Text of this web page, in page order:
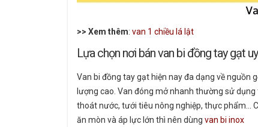
>> Xem thêm: van 1 chiều lá lật
Lựa chọn nơi bán van bi đồng tay gạt
Van bi đồng tay gạt hiện nay đa dạng về nguồn
lượng cao. Van đóng mở nhanh thường sử
thoát nước, tưới tiêu nông nghiệp, thực phẩm…
ăn mòn và áp lực lớn thì nên dùng van bi inox